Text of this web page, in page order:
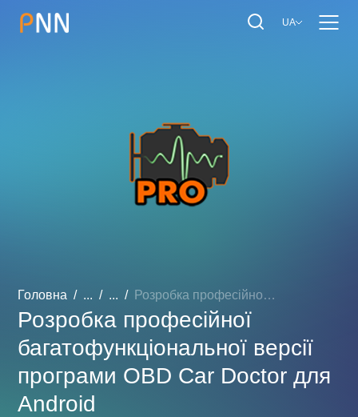
UA
Головна ... ... Розробка професійної бага...
Розробка професійної
багатофункціональної версії
програми OBD Car Doctor для
Android